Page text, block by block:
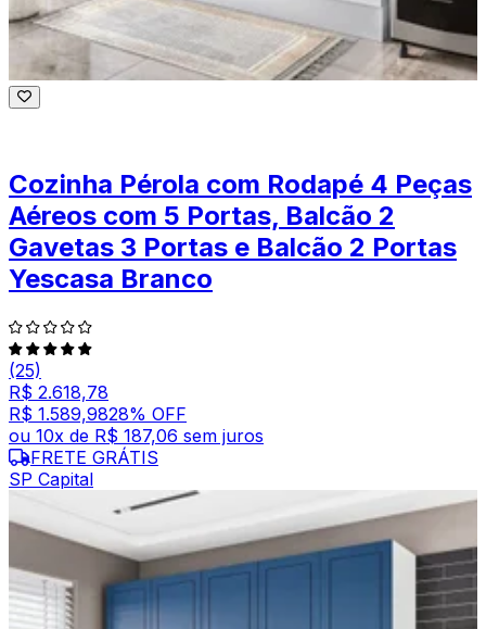
Cozinha Pérola com Rodapé 4 Peças
Aéreos com 5 Portas, Balcão 2
Gavetas 3 Portas e Balcão 2 Portas
Yescasa Branco
(25)
R$ 2.618,78
R$ 1.589,9828% OFF
ou 10x de R$ 187,06 sem juros
FRETE GRÁTIS
SP Capital